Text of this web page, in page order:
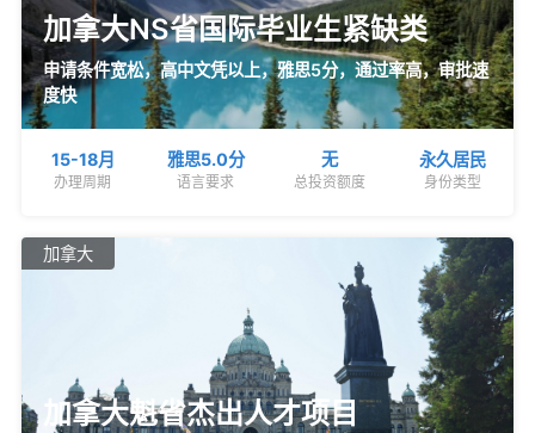
加拿大NS省国际毕业生紧缺类
申请条件宽松，高中文凭以上，雅思5分，通过率高，审批速
度快
15-18月
办理周期
雅思5.0分
语言要求
无
总投资额度
永久居民
身份类型
加拿大
加拿大魁省杰出人才项目